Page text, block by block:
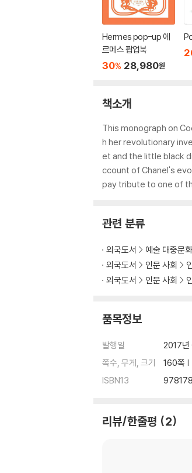
Hermes pop-up 에
르메스 팝업북
30% 28,980원
책소개
This monograph on
h her revolutionary
et and the little black
ccount of Chanel's
pay tribute to one of
관련 분류
외국도서 예술 대중문화
외국도서
인문 사회
외국도서
인문 사회
품목정보
발행일
2017년
쪽수, 무게, 크기
160쪽
ISBN13
리뷰/한줄평 2